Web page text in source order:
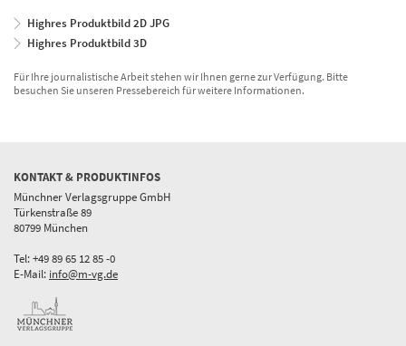
Highres Produktbild 2D JPG
Highres Produktbild 3D
Für Ihre journalistische Arbeit stehen wir Ihnen gerne zur Verfügung. Bitte
besuchen Sie unseren Pressebereich für weitere Informationen.
KONTAKT & PRODUKTINFOS
Münchner Verlagsgruppe GmbH
Türkenstraße 89
80799 München
Tel: +49 89 65 12 85 -0
E-Mail: info@m-vg.de